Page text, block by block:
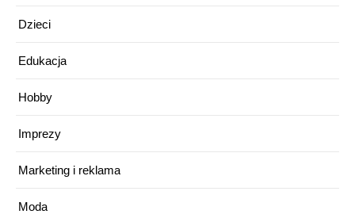
Dzieci
Edukacja
Hobby
Imprezy
Marketing i reklama
Moda